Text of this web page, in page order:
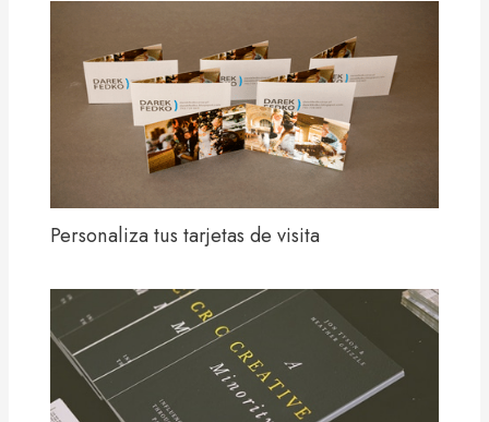
Personaliza tus tarjetas de visita